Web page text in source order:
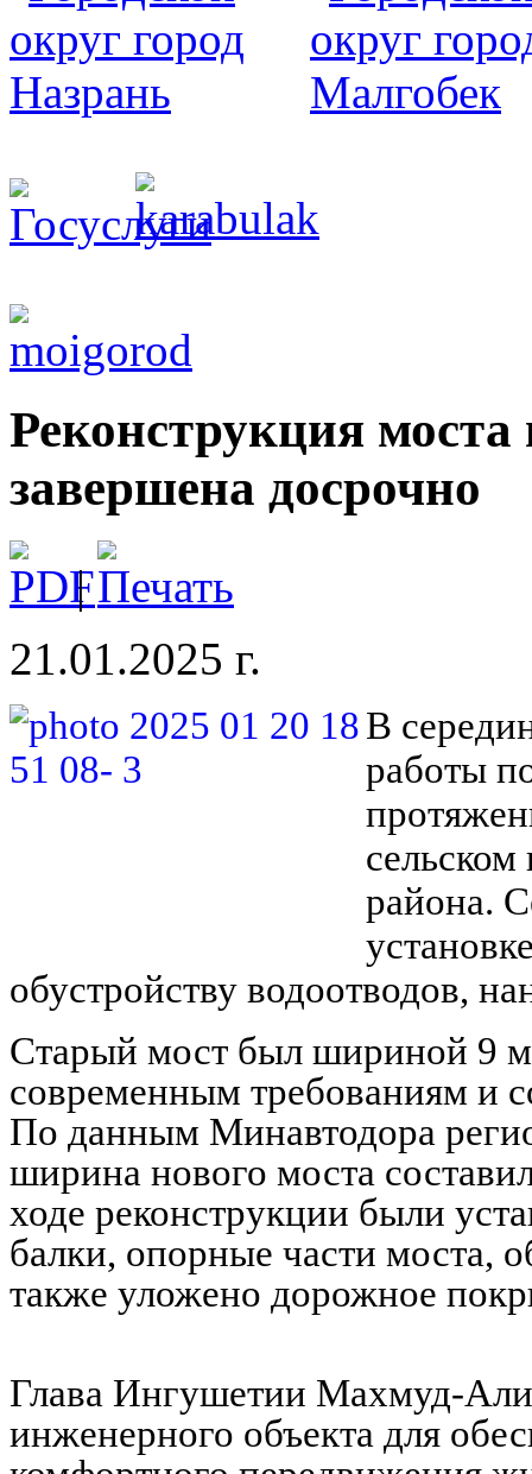
Реконструкция моста
завершена досрочно
|
21.01.2025 г.
В
работы
района.
обустройству водоотводов,
Старый мост был шириной 9
современным требованиям и
По данным Минавтодора
ширина нового моста
ходе реконструкции были
балки, опорные части моста,
также уложено дорожное
Глава Ингушетии Махмуд-
инженерного объекта для